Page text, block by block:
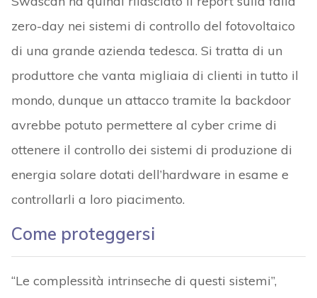
zero-day nei sistemi di controllo del fotovoltaico
di una grande azienda tedesca. Si tratta di un
produttore che vanta migliaia di clienti in tutto il
mondo, dunque un attacco tramite la backdoor
avrebbe potuto permettere al cyber crime di
ottenere il controllo dei sistemi di produzione di
energia solare dotati dell’hardware in esame e
controllarli a loro piacimento.
Come proteggersi
“Le complessità intrinseche di questi sistemi”,